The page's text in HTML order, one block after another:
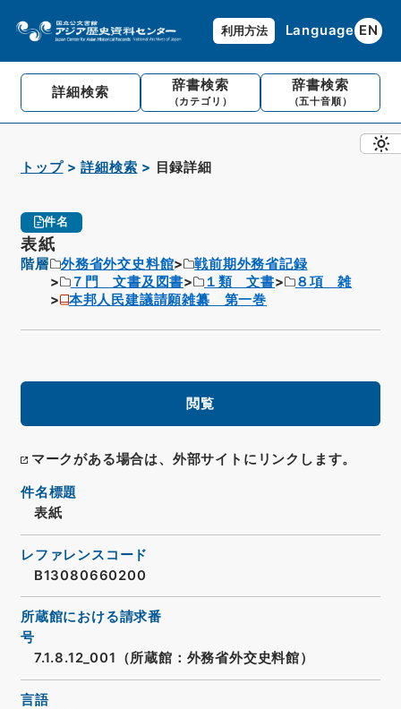
利用方法 Language EN
詳細検索 辞書検索
（カテゴリ）
辞書検索
（五十音順）
トップ 詳細検索 目録詳細
件名
表紙
階層 外務省外交史料館
戦前期外務省記録
７門 文書及図書
１類 文書
８項 雑
本邦人民建議請願雑纂 第一巻
閲覧
マークがある場合は、外部サイトにリンクします。
件名標題
表紙
レファレンスコード
B13080660200
所蔵館における請求番
号
7.1.8.12_001（所蔵館：外務省外交史料館）
言語